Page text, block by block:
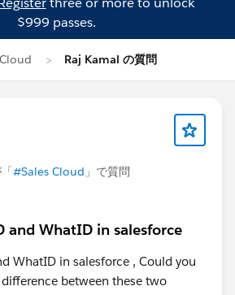
$999 passes.
Raj Kamal の質問
#Sales Cloud 」で質問
and WhatID in salesforce
WhatID in salesforce , Could you
between these two